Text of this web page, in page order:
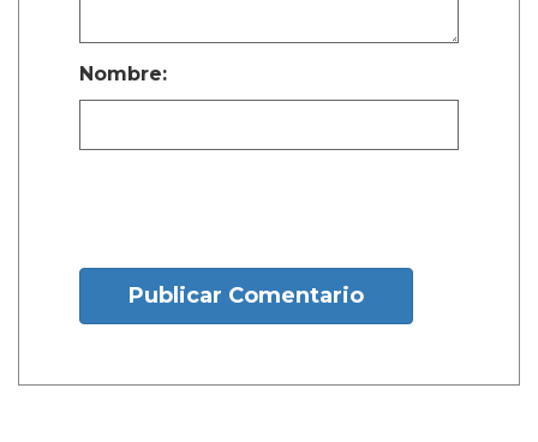
Nombre:
Publicar Comentario